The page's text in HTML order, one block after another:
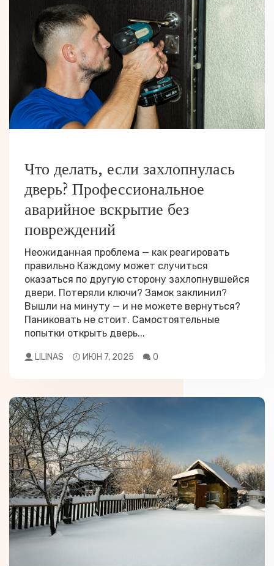
Что делать, если захлопнулась
дверь? Профессиональное
аварийное вскрытие без
повреждений
Неожиданная проблема — как реагировать
правильно Каждому может случиться
оказаться по другую сторону захлопнувшейся
двери. Потеряли ключи? Замок заклинил?
Вышли на минуту — и не можете вернуться?
Паниковать не стоит. Самостоятельные
попытки открыть дверь...
LILINAS ИЮН 7, 2025 0